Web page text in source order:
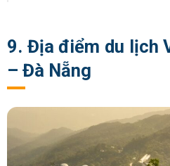
9. Địa điểm du lịch
– Đà Nẵng